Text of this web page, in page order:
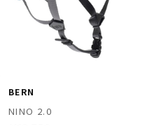
BERN
NINO 2.0